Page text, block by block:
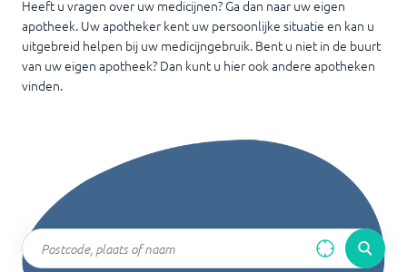
Heeft u vragen over uw medicijnen? Ga dan naar uw eigen
apotheek. Uw apotheker kent uw persoonlijke situatie en kan u
uitgebreid helpen bij uw medicijngebruik. Bent u niet in de buurt
van uw eigen apotheek? Dan kunt u hier ook andere apotheken
vinden.